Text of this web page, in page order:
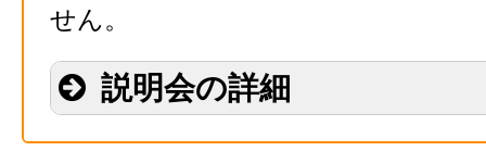
せん。
説明会の詳細